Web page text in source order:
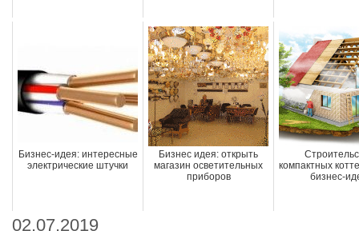
Бизнес-идея: интересные
электрические штучки
Бизнес идея: открыть
магазин осветительных
приборов
компактных
бизнес-
02.07.2019